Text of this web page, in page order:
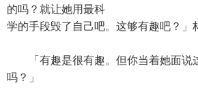
的吗？就让她用最科
学的手段毁了自己吧。这够有趣吧？」
「有趣是很有趣。但你当着她面说
吗？」